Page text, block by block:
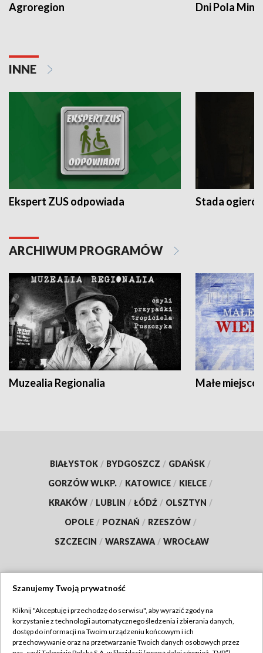
Agroregion Dni Pola
INNE
Ekspert ZUS odpowiada Stada
ARCHIWUM PROGRAMÓW
Muzealia Regionalia Małe
BIAŁYSTOK / BYDGOSZCZ / GDAŃSK /
GORZÓW WLKP. / KATOWICE / KIELCE /
KRAKÓW / LUBLIN / ŁÓDŹ / OLSZTYN /
OPOLE / POZNAŃ / RZESZÓW /
SZCZECIN / WARSZAWA / WROCŁAW
TVP
Abonament TVP
Regulamin TVP
Szanujemy Twoją prywatność
Kliknij "Akceptuję i przechodzę do serwisu", aby wyrazić zgody na
korzystanie z technologii automatycznego śledzenia i zbierania danych,
dostęp do informacji na Twoim urządzeniu końcowym i ich
przechowywanie oraz na przetwarzanie Twoich danych osobowych przez